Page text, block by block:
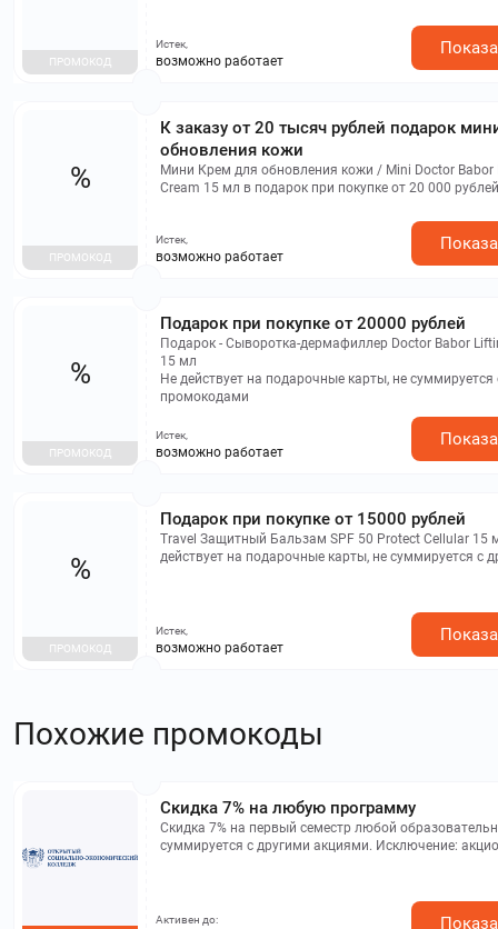
ПРОМОКОД
Истек,
возможно работает
К заказу от 20 тысяч рублей подарок
обновления кожи
Мини Крем для обновления кожи / Mini Doctor Babor
Cream 15 мл в подарок при покупке от 20 000
%
ПРОМОКОД
Истек,
возможно работает
Подарок при покупке от 20000 рублей
Подарок - Сыворотка-дермафиллер Doctor Babor
15 мл
Не действует на подарочные карты, не суммируется с другими
промокодами
%
ПРОМОКОД
Истек,
возможно работает
Подарок при покупке от 15000 рублей
Travel Защитный Бальзам SPF 50 Protect Cellular 15
действует на подарочные карты, не суммируется с
%
ПРОМОКОД
Истек,
возможно работает
Похожие промокоды
Скидка 7% на любую программу
Скидка 7% на первый семестр любой
суммируется с другими акциями. Исключение:
Активен до: